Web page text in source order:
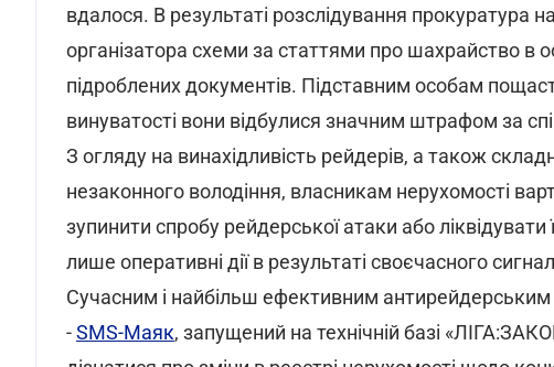
вдалося. В результаті розслідування
організатора схеми за статтями про шахрайство в
підроблених документів. Підставним особам
винуватості вони відбулися значним штрафом за
З огляду на винахідливість рейдерів, а також
незаконного володіння, власникам нерухомості
зупинити спробу рейдерської атаки або
лише оперативні дії в результаті своєчасного
Сучасним і найбільш ефективним
-SMS-Маяк, запущений на технічній базі